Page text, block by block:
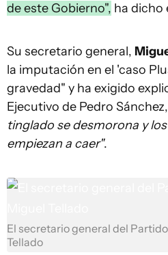
de este Gobierno", ha dicho
Su secretario general,
la imputación en el 'caso
gravedad" y ha exigido
Ejecutivo de Pedro
tinglado se desmorona y
empiezan a caer".
El secretario general del
Tellado